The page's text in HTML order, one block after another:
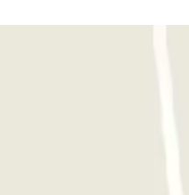
se fait par notre application.